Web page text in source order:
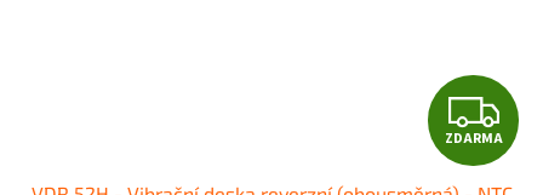
Z
D
ZDARMA